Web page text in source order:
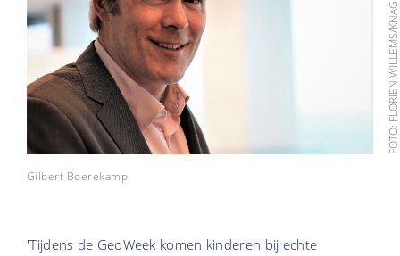
FOTO: FLORIEN WILLEMS/KNAG
Gilbert Boerekamp
'Tijdens de GeoWeek komen kinderen bij echte